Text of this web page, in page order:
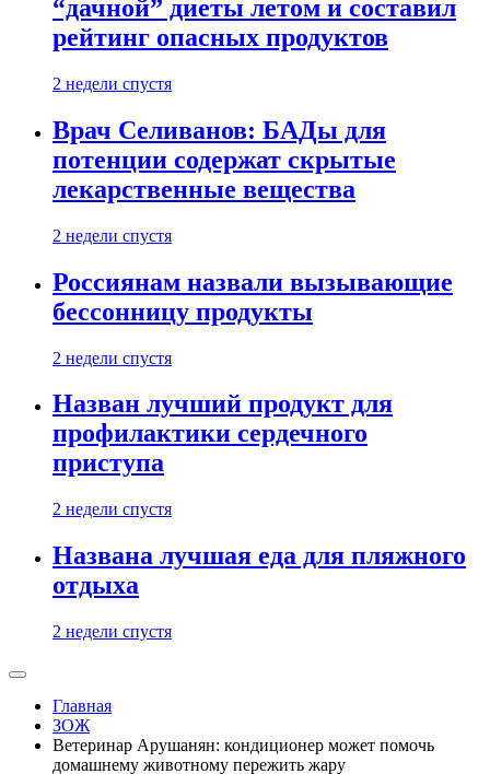
“дачной” диеты летом и составил
рейтинг опасных продуктов
2 недели спустя
Врач Селиванов: БАДы для
потенции содержат скрытые
лекарственные вещества
2 недели спустя
Россиянам назвали вызывающие
бессонницу продукты
2 недели спустя
Назван лучший продукт для
профилактики сердечного
приступа
2 недели спустя
Названа лучшая еда для пляжного
отдыха
2 недели спустя
Главная
ЗОЖ
Ветеринар Арушанян: кондиционер может помочь
домашнему животному пережить жару